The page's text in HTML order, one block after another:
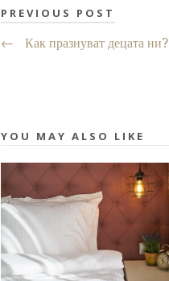
PREVIOUS POST
← Как празнуват децата ни?
YOU MAY ALSO LIKE